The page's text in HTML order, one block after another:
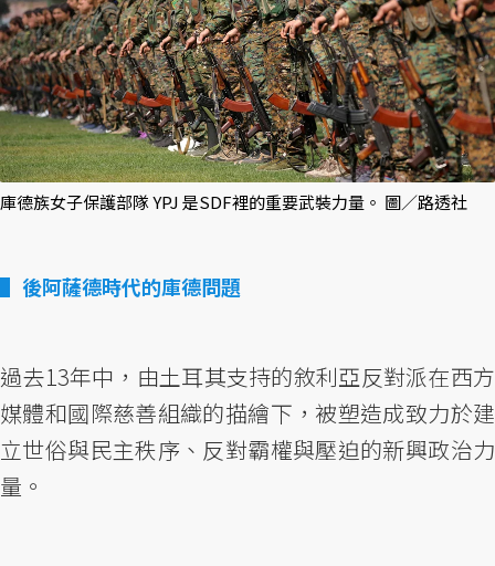
庫德族女子保護部隊 YPJ 是SDF裡的重要武裝力量。 圖／路透社
後阿薩德時代的庫德問題
過去13年中，由土耳其支持的敘利亞反對派在西方
媒體和國際慈善組織的描繪下，被塑造成致力於建
立世俗與民主秩序、反對霸權與壓迫的新興政治力
量。